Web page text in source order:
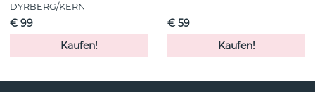
DYRBERG/KERN
€ 99
Kaufen!
€ 59
Kaufen!